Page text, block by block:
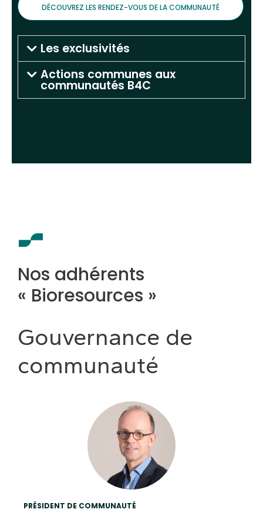
DÉCOUVREZ LES RENDEZ-VOUS DE LA COMMUNAUTÉ
Les exclusivités
Actions communes aux
communautés B4C
Nos adhérents
« Bioresources »
Gouvernance de
communauté
PRÉSIDENT DE COMMUNAUTÉ